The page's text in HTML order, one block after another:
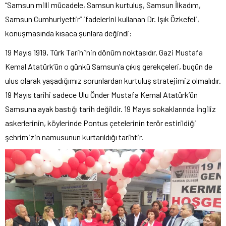
“Samsun milli mücadele, Samsun kurtuluş, Samsun İlkadım,
Samsun Cumhuriyettir” ifadelerini kullanan Dr. Işık Özkefeli,
konuşmasında kısaca şunlara değindi:
19 Mayıs 1919, Türk Tarihi’nin dönüm noktasıdır. Gazi Mustafa
Kemal Atatürk’ün o günkü Samsun’a çıkış gerekçeleri, bugün de
ulus olarak yaşadığımız sorunlardan kurtuluş stratejimiz olmalıdır.
19 Mayıs tarihi sadece Ulu Önder Mustafa Kemal Atatürk’ün
Samsuna ayak bastığı tarih değildir. 19 Mayıs sokaklarında İngiliz
askerlerinin, köylerinde Pontus çetelerinin terör estirildiği
şehrimizin namusunun kurtarıldığı tarihtir.